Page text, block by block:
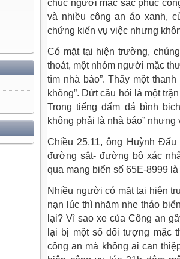
chục người mặc sắc phục
và nhiều công an áo xanh,
chứng kiến vụ việc nhưng
Có mặt tại hiện trường,
thoát, một nhóm người mặc
tìm nhà báo”. Thấy một
không”. Dứt câu hỏi là một
Trong tiếng đấm đá bình
không phải là nhà báo”
Chiều 25.11, ông Huỳnh
đường sắt- đường bộ xác
qua mang biển số 65E-8999
Nhiều người có mặt tại hiện
nạn lúc thì nhăm nhe tháo
lại? Vì sao xe của Công an
lại bị một số đối tượng mặc
công an mà không ai can